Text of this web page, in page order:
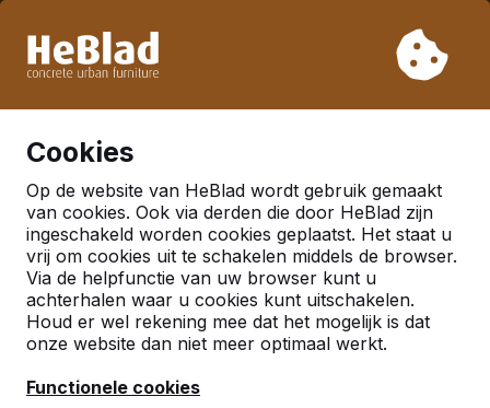
week 33. Houdt u daarom rekening met langere levertijden.
Cookies
Op de website van HeBlad wordt gebruik gemaakt
van cookies. Ook via derden die door HeBlad zijn
ingeschakeld worden cookies geplaatst. Het staat u
vrij om cookies uit te schakelen middels de browser.
Via de helpfunctie van uw browser kunt u
achterhalen waar u cookies kunt uitschakelen.
Houd er wel rekening mee dat het mogelijk is dat
onze website dan niet meer optimaal werkt.
Functionele cookies
Al meer dan 30.000 producten verkocht
Nederland
Referenties in:Neede
Geen reviews gevonden voor deze
locatie.